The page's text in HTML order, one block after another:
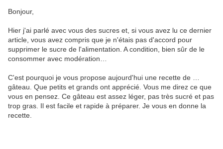
Bonjour,
Hier j'ai parlé avec vous des sucres et, si vous avez lu ce dernier
article, vous avez compris que je n'étais pas d'accord pour
supprimer le sucre de l'alimentation. A condition, bien sûr de le
consommer avec modération…
C'est pourquoi je vous propose aujourd'hui une recette de …
gâteau. Que petits et grands ont apprécié. Vous me direz ce que
vous en pensez. Ce gâteau est assez léger, pas très sucré et pas
trop gras. Il est facile et rapide à préparer. Je vous en donne la
recette.